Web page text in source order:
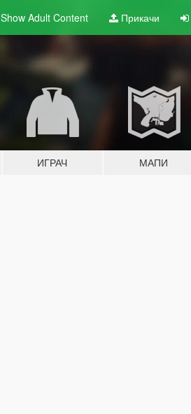
Show Adult Content Прикачи
ИГРАЧ МАПИ